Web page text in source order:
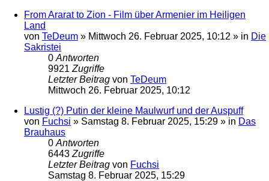
From Ararat to Zion - Film über Armenier im Heiligen
Land
von TeDeum » Mittwoch 26. Februar 2025, 10:12 » in Die
Sakristei
0 Antworten
9921 Zugriffe
Letzter Beitrag von TeDeum
Mittwoch 26. Februar 2025, 10:12
Lustig (?) Putin der kleine Maulwurf und der Auspuff
von Fuchsi » Samstag 8. Februar 2025, 15:29 » in Das
Brauhaus
0 Antworten
6443 Zugriffe
Letzter Beitrag von Fuchsi
Samstag 8. Februar 2025, 15:29